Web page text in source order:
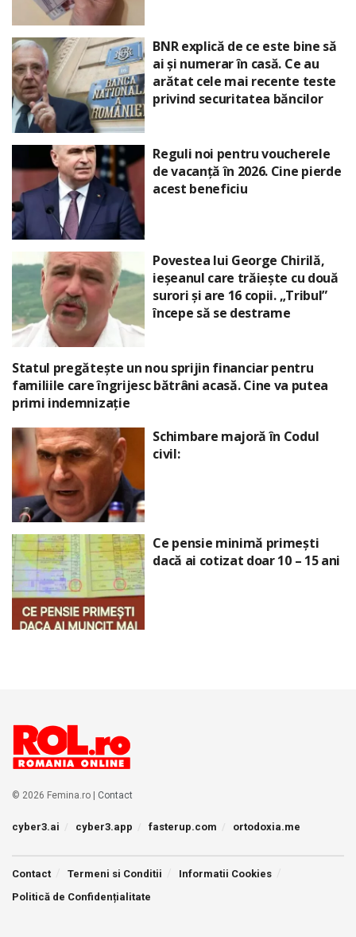
BNR explică de ce este bine să
ai și numerar în casă. Ce au
arătat cele mai recente teste
privind securitatea băncilor
Reguli noi pentru voucherele
de vacanță în 2026. Cine pierde
acest beneficiu
Povestea lui George Chirilă,
ieșeanul care trăiește cu două
surori și are 16 copii. „Tribul”
începe să se destrame
Statul pregătește un nou sprijin financiar pentru
familiile care îngrijesc bătrâni acasă. Cine va putea
primi indemnizație
Schimbare majoră în Codul
civil:
Ce pensie minimă primești
dacă ai cotizat doar 10 – 15 ani
© 2026 Femina.ro | Contact
cyber3.ai cyber3.app fasterup.com ortodoxia.me
Contact Termeni si Conditii
Informatii Cookies
Politică de Confidențialitate